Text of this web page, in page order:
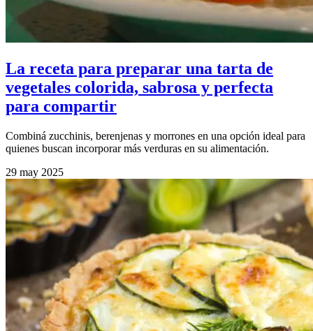
La receta para preparar una tarta de
vegetales colorida, sabrosa y perfecta
para compartir
Combiná zucchinis, berenjenas y morrones en una opción ideal para
quienes buscan incorporar más verduras en su alimentación.
29 may 2025